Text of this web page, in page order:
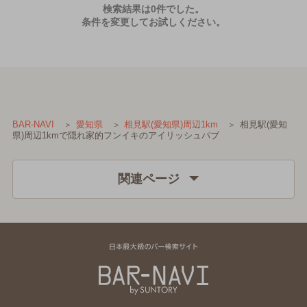
検索結果は0件でした。
条件を変更してお試しください。
BAR-NAVI 愛知県 相見駅(愛知県)周辺1km
相見駅(愛知
県)周辺1kmで隠れ家的フンイキのアイリッシュパブ
関連ページ